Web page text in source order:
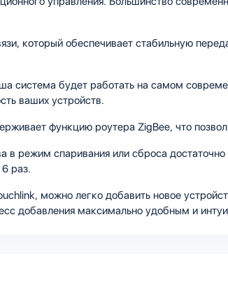
который обеспечивает стабильную
система будет работать на самом
ваших устройств.
функцию роутера ZigBee, что
в режим спаривания или сброса
раз.
можно легко добавить новое
добавления максимально удобным и